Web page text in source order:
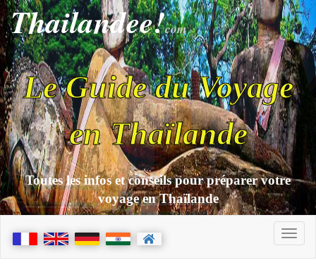
Thailandee!com
Le Guide du Voyage
en Thaïlande
Toutes les infos et conseils pour préparer votre
voyage en Thaïlande